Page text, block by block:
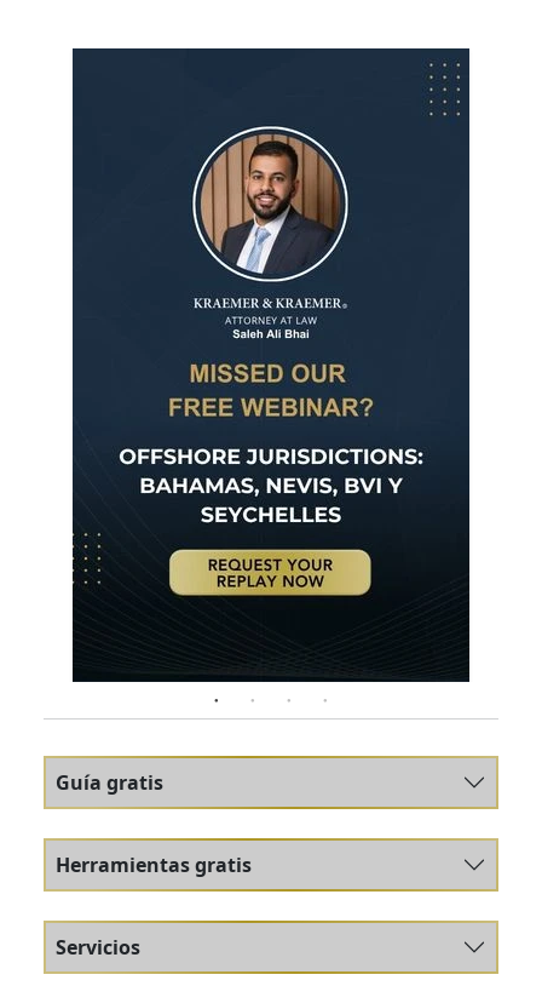
Guía gratis
Herramientas gratis
Servicios